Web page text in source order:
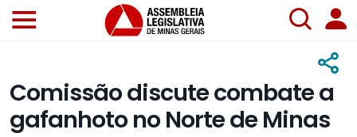
Comissão discute combate a
gafanhoto no Norte de Minas